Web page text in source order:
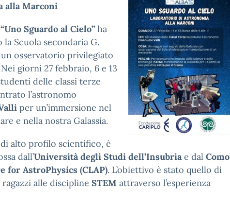
alla Marconi
“Uno Sguardo al Cielo” ha
Scuola secondaria G.
osservatorio privilegiato
giorni 27 febbraio, 6 e 13
delle classi terze
l’astronomo
per un’immersione nel
e nella nostra Galassia.
di alto profilo scientifico, è
dall’Università degli Studi dell’Insubriae dal Como
for AstroPhysics (CLAP). L’obiettivo è stato quello di
alle discipline STEM attraverso l’esperienza